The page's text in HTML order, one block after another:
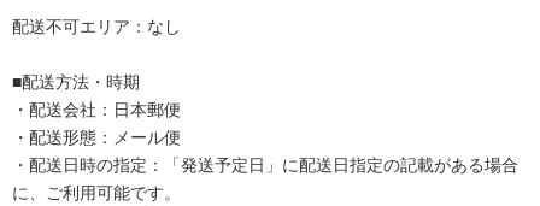
配送不可エリア：なし
■配送方法・時期
・配送会社：日本郵便
・配送形態：メール便
・配送日時の指定：「発送予定日」に配送日指定の記載がある場合
に、ご利用可能です。